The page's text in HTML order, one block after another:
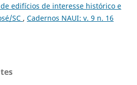
edifícios de interesse histórico e
SC , Cadernos NAUI: v. 9 n. 16